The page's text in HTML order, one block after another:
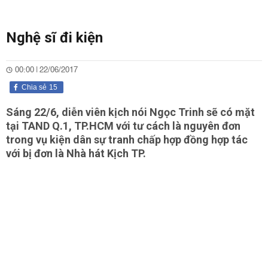
Nghệ sĩ đi kiện
00:00 | 22/06/2017
15
Chia sẻ
Sáng 22/6, diễn viên kịch nói Ngọc Trinh sẽ có mặt
tại TAND Q.1, TP.HCM với tư cách là nguyên đơn
trong vụ kiện dân sự tranh chấp hợp đồng hợp tác
với bị đơn là Nhà hát Kịch TP.